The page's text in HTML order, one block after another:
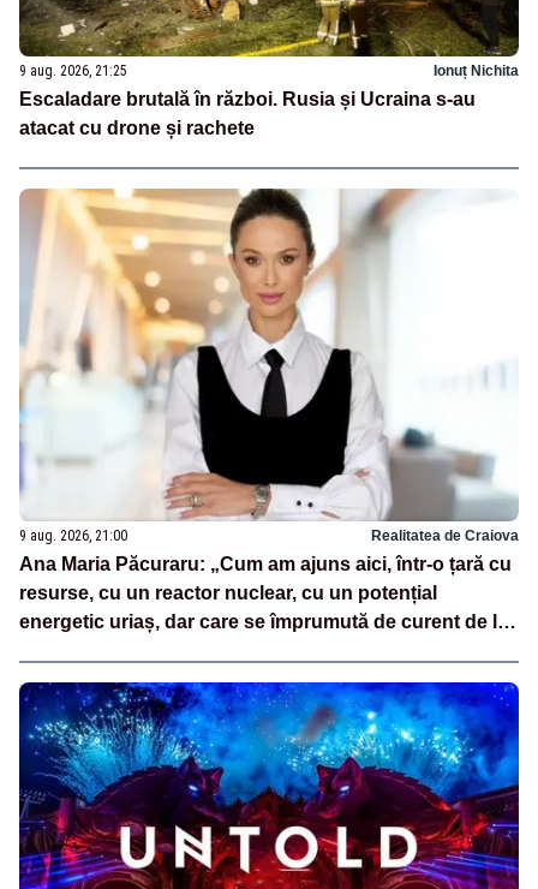
9 aug. 2026, 21:25 Ionuț Nichita
Escaladare brutală în război. Rusia și Ucraina s-au
atacat cu drone și rachete
9 aug. 2026, 21:00 Realitatea de Craiova
Ana Maria Păcuraru: „Cum am ajuns aici, într-o țară cu
resurse, cu un reactor nuclear, cu un potențial
energetic uriaș, dar care se împrumută de curent de la